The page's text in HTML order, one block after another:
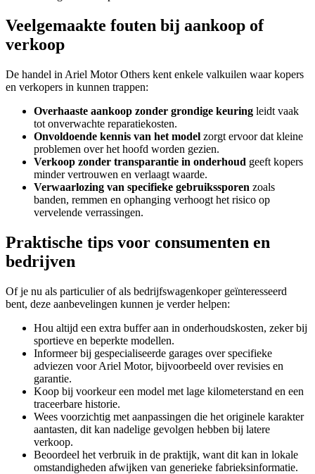
Veelgemaakte fouten bij aankoop of
verkoop
De handel in Ariel Motor Others kent enkele valkuilen waar kopers
en verkopers in kunnen trappen:
Overhaaste aankoop zonder grondige keuring leidt vaak
tot onverwachte reparatiekosten.
Onvoldoende kennis van het model zorgt ervoor dat kleine
problemen over het hoofd worden gezien.
Verkoop zonder transparantie in onderhoud geeft kopers
minder vertrouwen en verlaagt waarde.
Verwaarlozing van specifieke gebruikssporen zoals
banden, remmen en ophanging verhoogt het risico op
vervelende verrassingen.
Praktische tips voor consumenten en
bedrijven
Of je nu als particulier of als bedrijfswagenkoper geïnteresseerd
bent, deze aanbevelingen kunnen je verder helpen:
Hou altijd een extra buffer aan in onderhoudskosten, zeker bij
sportieve en beperkte modellen.
Informeer bij gespecialiseerde garages over specifieke
adviezen voor Ariel Motor, bijvoorbeeld over revisies en
garantie.
Koop bij voorkeur een model met lage kilometerstand en een
traceerbare historie.
Wees voorzichtig met aanpassingen die het originele karakter
aantasten, dit kan nadelige gevolgen hebben bij latere
verkoop.
Beoordeel het verbruik in de praktijk, want dit kan in lokale
omstandigheden afwijken van generieke fabrieksinformatie.